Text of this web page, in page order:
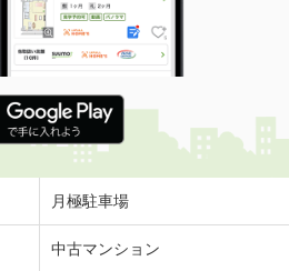
月極駐車場
中古マンション